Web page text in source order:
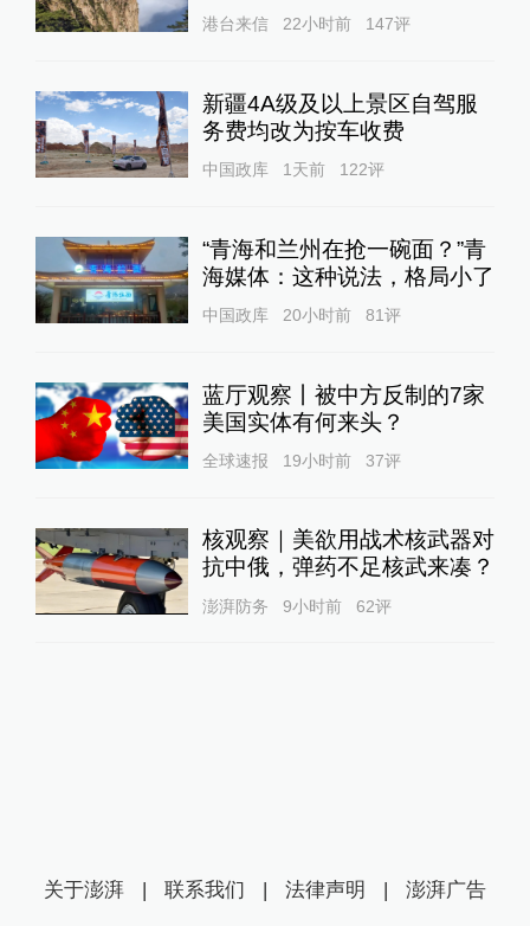
港台来信 22小时前 147评
新疆4A级及以上景区自驾服
务费均改为按车收费
中国政库 1天前 122评
“青海和兰州在抢一碗面？”青
海媒体：这种说法，格局小了
中国政库 20小时前 81评
蓝厅观察丨被中方反制的7家
美国实体有何来头？
全球速报 19小时前 37评
核观察｜美欲用战术核武器对
抗中俄，弹药不足核武来凑？
澎湃防务 9小时前 62评
关于澎湃 | 联系我们 | 法律声明 | 澎湃广告